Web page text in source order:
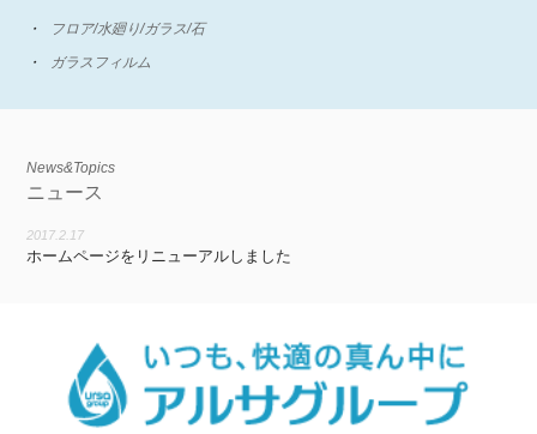
フロア/水廻り/ガラス/石
ガラスフィルム
News&Topics
ニュース
2017.2.17
ホームページをリニューアルしました